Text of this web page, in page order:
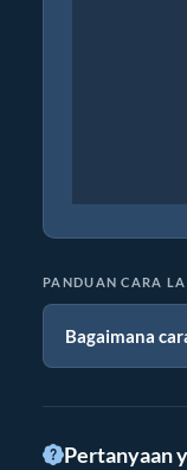
PANDUAN CARA
Bagaimana
Pertanyaan